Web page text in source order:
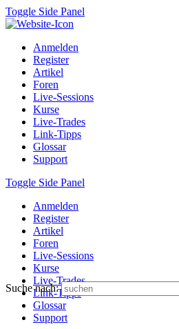
Toggle Side Panel
Anmelden
Register
Artikel
Foren
Live-Sessions
Kurse
Live-Trades
Link-Tipps
Glossar
Support
Toggle Side Panel
Anmelden
Register
Artikel
Foren
Live-Sessions
Kurse
Live-Trades
Link-Tipps
Glossar
Support
Suche nach: